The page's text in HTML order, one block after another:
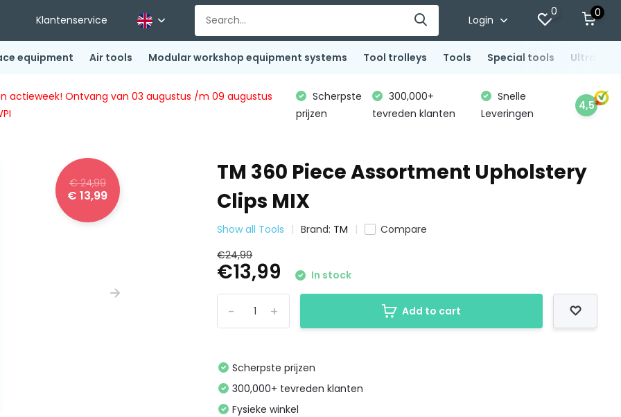
Klantenservice Login
0 0
equipment Air tools Modular workshop equipment systems Tool trolleys Tools Special tools
actieweek! Ontvang van 03 augustus /m 09 augustus
Scherpste
prijzen
300,000+
tevreden klanten
Snelle
Leveringen
4,5
€ 24,99
€ 13,99
TM 360 Piece Assortment Upholstery
Clips MIX
Show all Tools Brand: TM
Compare
€24,99
€13,99 In stock
+
- Add to cart
Scherpste prijzen
300,000+ tevreden klanten
Fysieke winkel